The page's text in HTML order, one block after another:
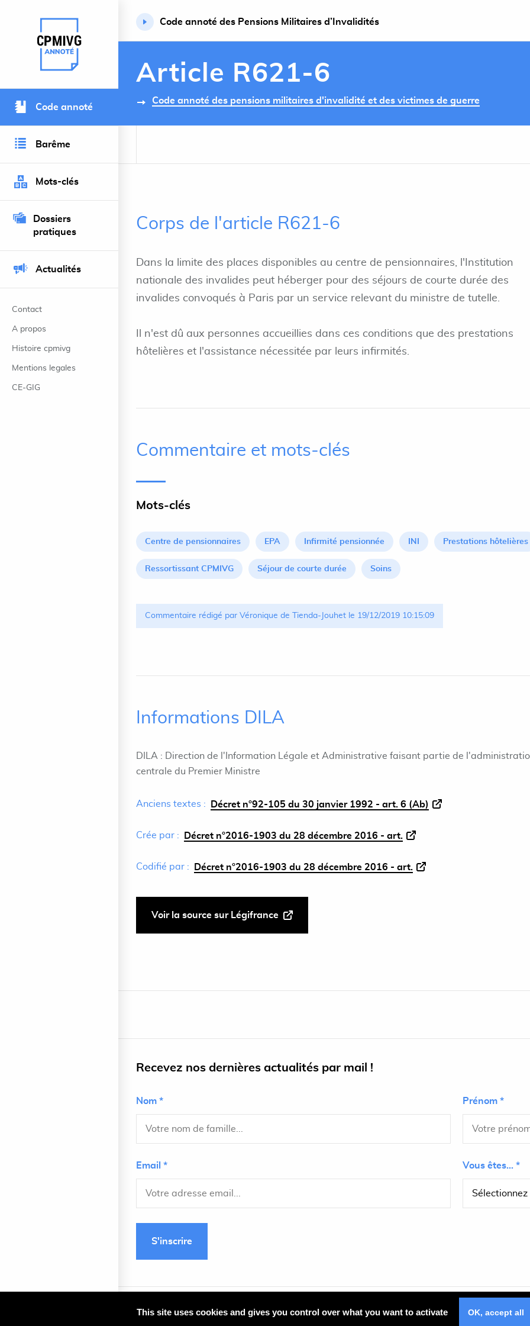
Retour à l’accueil du site
Code annoté
Barême
Mots-clés
Dossiers
pratiques
Actualités
Contact
A propos
Histoire cpmivg
Mentions legales
CE-GIG
Code annoté des Pensions Militaires d’Invalidités
Article R621-6
Code annoté des pensions militaires d'invalidité et des victimes de guerre
Corps de l'article R621-6
Dans la limite des places disponibles au centre de pensionnaires, l'Institution
nationale des invalides peut héberger pour des séjours de courte durée des
invalides convoqués à Paris par un service relevant du ministre de tutelle.
Il n'est dû aux personnes accueillies dans ces conditions que des prestations
hôtelières et l'assistance nécessitée par leurs infirmités.
Commentaire et mots-clés
Mots-clés
Centre de pensionnaires EPA Infirmité pensionnée INI Prestations hôtelières
Ressortissant CPMIVG Séjour de courte durée Soins
Commentaire rédigé par Véronique de Tienda-Jouhet le 19/12/2019 10:15:09
Informations DILA
DILA : Direction de l'Information Légale et Administrative faisant partie de
centrale du Premier Ministre
Anciens textes : Décret n°92-105 du 30 janvier 1992 - art. 6 (Ab)
Crée par : Décret n°2016-1903 du 28 décembre 2016 - art.
Codifié par : Décret n°2016-1903 du 28 décembre 2016 - art.
Voir la source sur Légifrance
Recevez nos dernières actualités par mail !
Nom * Prénom *
Email * Vous êtes... *
S'inscrire
Plan du site
This site uses cookies and gives you control over what you want to activate OK, accept all